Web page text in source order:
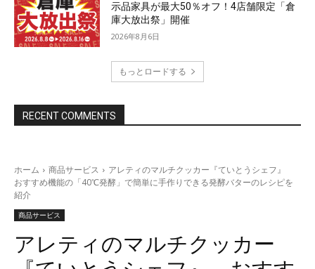
示品家具が最大50％オフ！4店舗限定「倉
庫大放出祭」開催
2026年8月6日
もっとロードする
RECENT COMMENTS